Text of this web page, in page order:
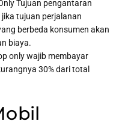
Tujuan pengantaran
tujuan perjalanan
berbeda konsumen akan
biaya.
only wajib membayar
30% dari total